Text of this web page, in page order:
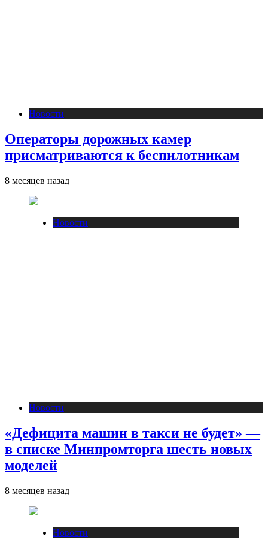
Новости
Операторы дорожных камер
присматриваются к беспилотникам
8 месяцев назад
Новости
Новости
«Дефицита машин в такси не будет» —
в списке Минпромторга шесть новых
моделей
8 месяцев назад
Новости